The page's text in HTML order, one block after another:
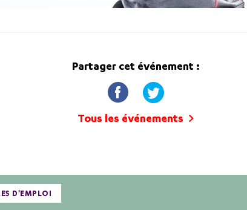
Partager cet événement :
Tous les événements
D'EMPLOI